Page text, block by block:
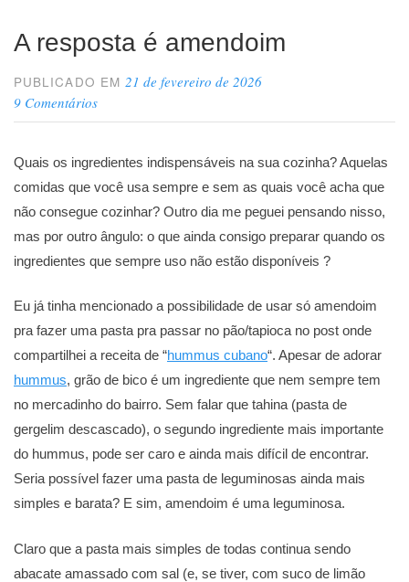
A resposta é amendoim
PUBLICADO EM 21 de fevereiro de 2026
9 Comentários
Quais os ingredientes indispensáveis na sua cozinha? Aquelas
comidas que você usa sempre e sem as quais você acha que
não consegue cozinhar? Outro dia me peguei pensando nisso,
mas por outro ângulo: o que ainda consigo preparar quando os
ingredientes que sempre uso não estão disponíveis ?
Eu já tinha mencionado a possibilidade de usar só amendoim
pra fazer uma pasta pra passar no pão/tapioca no post onde
compartilhei a receita de “hummus cubano“. Apesar de adorar
hummus, grão de bico é um ingrediente que nem sempre tem
no mercadinho do bairro. Sem falar que tahina (pasta de
gergelim descascado), o segundo ingrediente mais importante
do hummus, pode ser caro e ainda mais difícil de encontrar.
Seria possível fazer uma pasta de leguminosas ainda mais
simples e barata? E sim, amendoim é uma leguminosa.
Claro que a pasta mais simples de todas continua sendo
abacate amassado com sal (e, se tiver, com suco de limão